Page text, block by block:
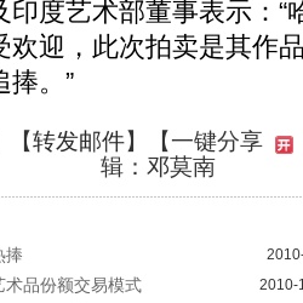
度艺术部董事表示：“
欢迎，此次拍卖是其作
捧。”
【转发邮件】
【一键分享
辑：邓莫南
捧
术品份额交易模式 2010-